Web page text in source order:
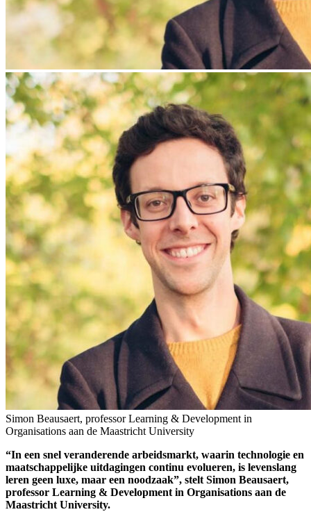
Simon Beausaert, professor Learning & Development in
Organisations aan de Maastricht University
“In een snel veranderende arbeidsmarkt, waarin technologie en
maatschappelijke uitdagingen continu evolueren, is levenslang
leren geen luxe, maar een noodzaak”, stelt Simon Beausaert,
professor Learning & Development in Organisations aan de
Maastricht University.